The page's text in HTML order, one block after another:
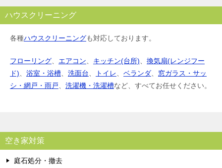
ハウスクリーニング
各種ハウスクリーニングも対応しております。
フローリング、 エアコン、 キッチン(台所)、 換気扇(レンジフー
ド)、 浴室・浴槽、 洗面台、 トイレ、 ベランダ、 窓ガラス・サッ
シ・網戸・雨戸、 洗濯機・洗濯槽など、すべてお任せください。
空き家対策
庭石処分・撤去